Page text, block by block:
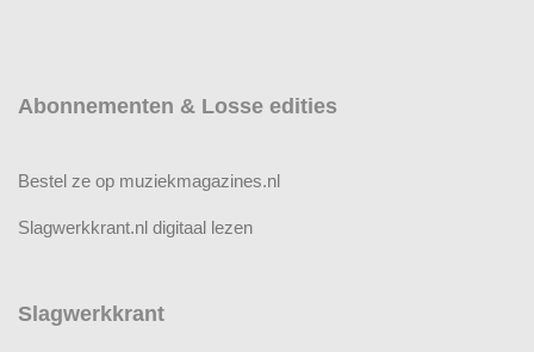
Abonnementen & Losse edities
Bestel ze op muziekmagazines.nl
Slagwerkkrant.nl digitaal lezen
Slagwerkkrant